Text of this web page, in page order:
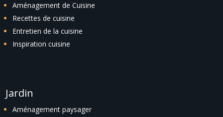
Aménagement de Cuisine
Recettes de cuisine
Entretien de la cuisine
Inspiration cuisine
Jardin
Aménagement paysager